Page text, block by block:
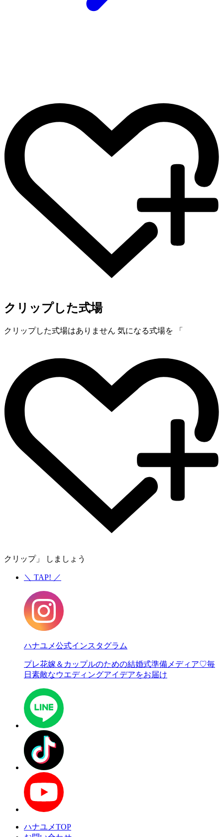
クリップした式場
クリップした式場はありません 気になる式場を 「
クリップ」 しましょう
＼ TAP! ／
ハナユメ公式インスタグラム
プレ花嫁＆カップルのための結婚式準備メディア♡毎
日素敵なウエディングアイデアをお届け
ハナユメTOP